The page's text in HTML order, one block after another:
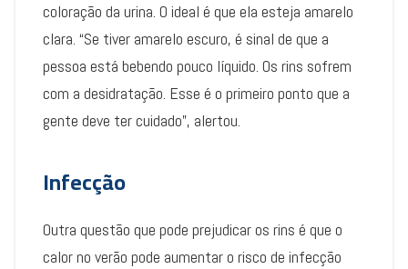
coloração da urina. O ideal é que ela esteja amarelo
clara. “Se tiver amarelo escuro, é sinal de que a
pessoa está bebendo pouco líquido. Os rins sofrem
com a desidratação. Esse é o primeiro ponto que a
gente deve ter cuidado”, alertou.
Infecção
Outra questão que pode prejudicar os rins é que o
calor no verão pode aumentar o risco de infecção